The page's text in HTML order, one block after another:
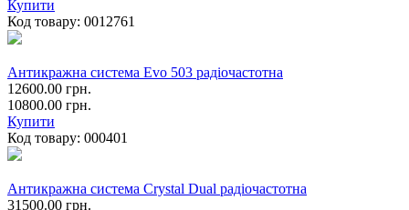
Купити
Код товару: 0012761
Антикражна система Evo 503 радіочастотна
12600.00 грн.
10800.00 грн.
Купити
Код товару: 000401
Антикражна система Crystal Dual радіочастотна
31500.00 грн.